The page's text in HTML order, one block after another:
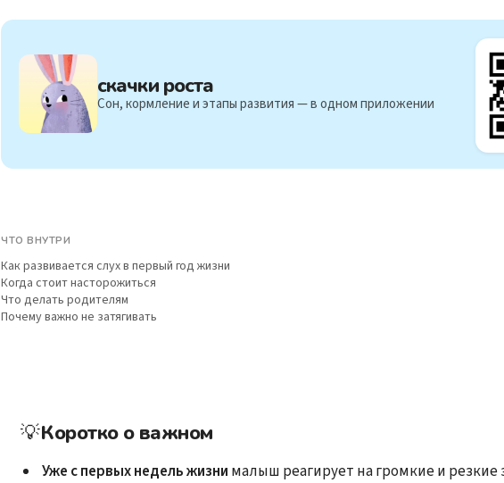
скачки роста
Сон, кормление и этапы развития — в одном приложении
ЧТО ВНУТРИ
Как развивается слух в первый год жизни
Когда стоит насторожиться
Что делать родителям
Почему важно не затягивать
💡Коротко о важном
Уже с первых недель жизни малыш реагирует на громкие и резкие